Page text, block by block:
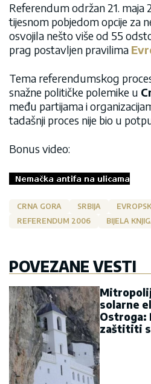
Referendum održan 21. maja
tijesnom pobjedom opcije za
osvojila nešto više od 55
prag postavljen pravilima
Tema referendumskog
snažne političke polemike u
među partijama i
tadašnji proces nije bio u
Bonus video:
CRNA GORA SRBIJA
REFERENDUM 2006
BIJELA
POVEZANE VESTI
solarne
Ostroga:
zaštititi